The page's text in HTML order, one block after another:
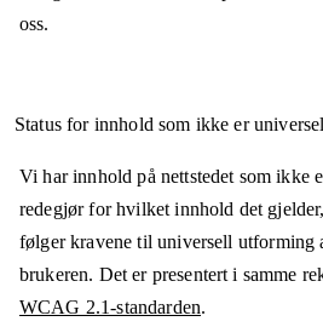
oss.
Status for innhold som ikke er
Vi har innhold på nettstedet som ikke
redegjør for hvilket innhold det
følger kravene til universell utforming
brukeren. Det er presentert i samme
WCAG 2.1-standarden.